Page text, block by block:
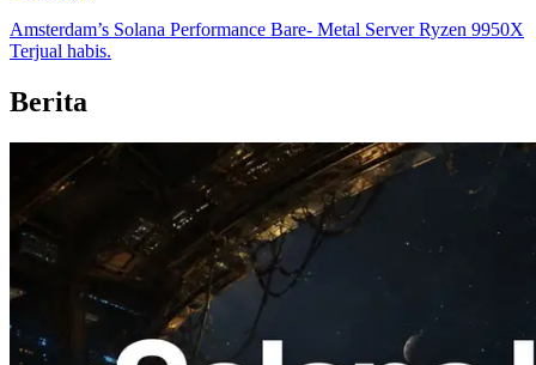
Amsterdam’s Solana Performance Bare- Metal Server Ryzen 9950X
Terjual habis.
Berita